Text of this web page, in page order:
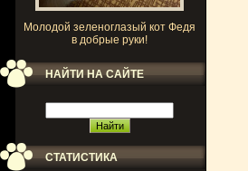
Молодой зеленоглазый кот Федя
в добрые руки!
НАЙТИ НА САЙТЕ
СТАТИСТИКА